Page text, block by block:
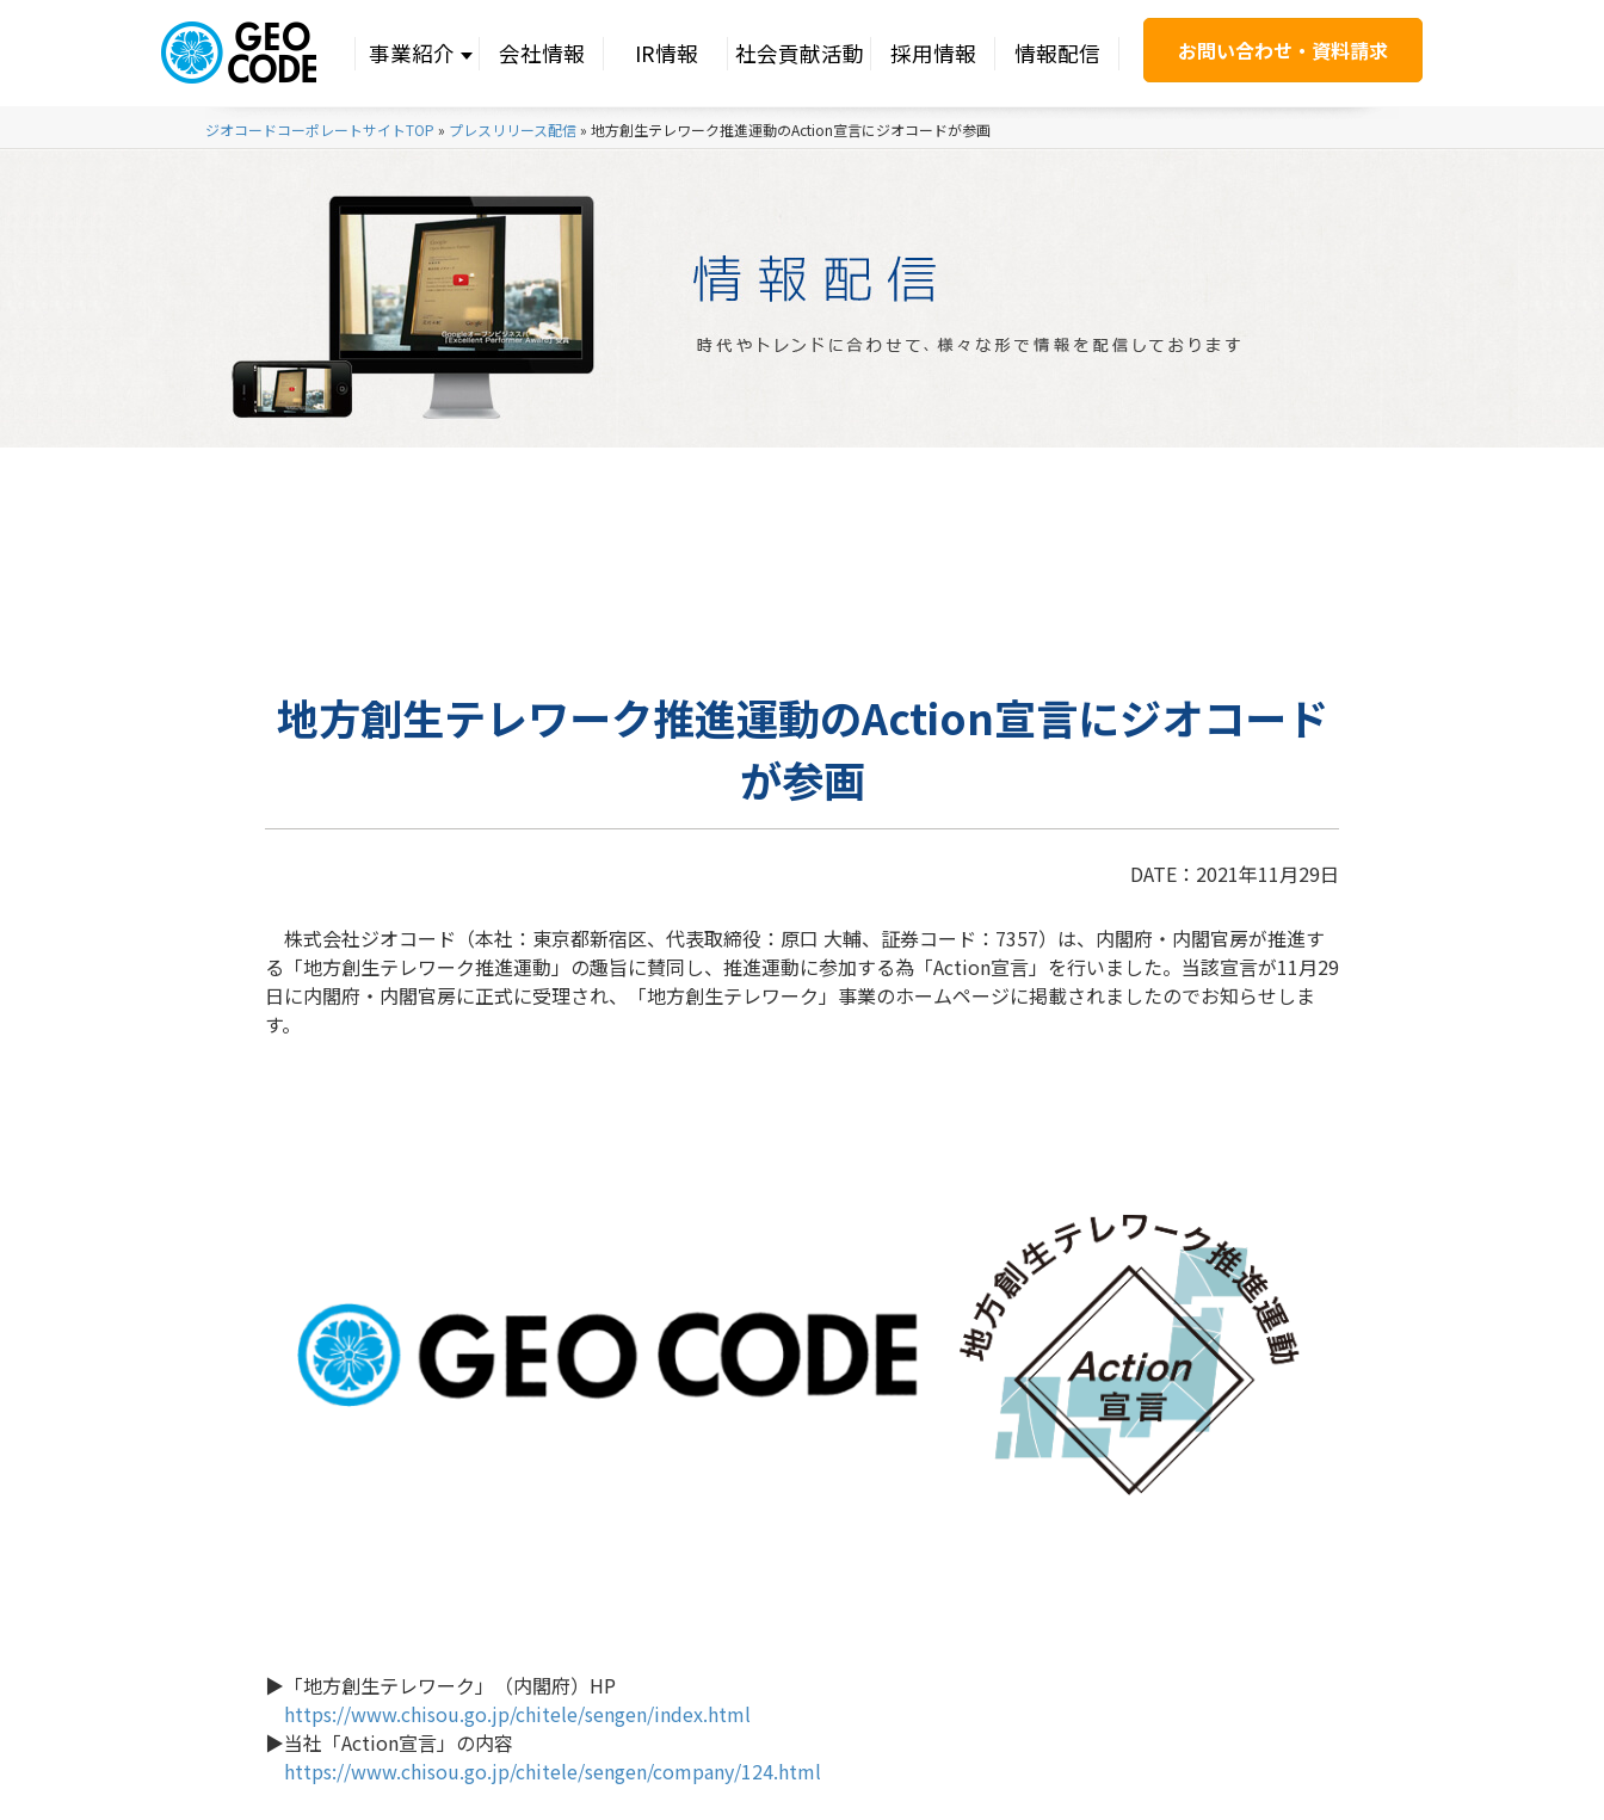
事業紹介 会社情報 IR情報 社会貢献活動 採用情報 情報配信 お問い合わせ・資料請求
ジオコードコーポレートサイトTOP » プレスリリース配信 » 地方創生テレワーク推進運動のAction宣言にジオコードが参画
地方創生テレワーク推進運動のAction宣言にジオコード
が参画
DATE：2021年11月29日
株式会社ジオコード（本社：東京都新宿区、代表取締役：原口 大輔、証券コード：7357）は、内閣府・内閣官房が推進す
る「地方創生テレワーク推進運動」の趣旨に賛同し、推進運動に参加する為「Action宣言」を行いました。当該宣言が11月29
日に内閣府・内閣官房に正式に受理され、「地方創生テレワーク」事業のホームページに掲載されましたのでお知らせしま
す。
▶「地方創生テレワーク」（内閣府）HP
https://www.chisou.go.jp/chitele/sengen/index.html
▶当社「Action宣言」の内容
https://www.chisou.go.jp/chitele/sengen/company/124.html